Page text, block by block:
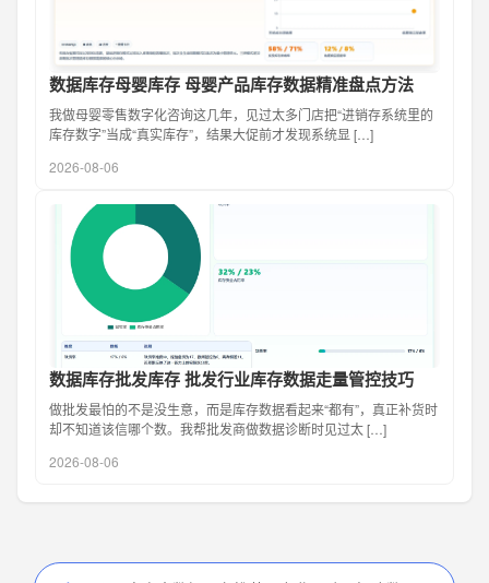
数据库存母婴库存 母婴产品库存数据精准盘点方法
我做母婴零售数字化咨询这几年，见过太多门店把“进销存系统里的
库存数字”当成“真实库存”，结果大促前才发现系统显 […]
2026-08-06
数据库存批发库存 批发行业库存数据走量管控技巧
做批发最怕的不是没生意，而是库存数据看起来“都有”，真正补货时
却不知道该信哪个数。我帮批发商做数据诊断时见过太 […]
2026-08-06